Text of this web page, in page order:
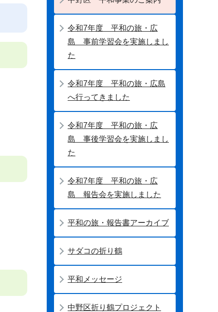
令和7年度 平和の旅・広
島 事前学習会を実施しまし
た
令和7年度 平和の旅・広島
へ行ってきました
令和7年度 平和の旅・広
島 事後学習会を実施しまし
た
令和7年度 平和の旅・広
島 報告会を実施しました
平和の旅・報告書アーカイブ
サダコの折り鶴
平和メッセージ
中野区折り鶴プロジェクト